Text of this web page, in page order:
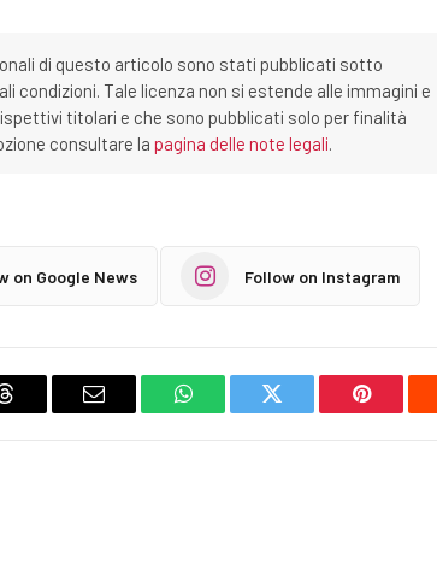
di questo articolo sono stati pubblicati sotto
condizioni. Tale licenza non si estende alle immagini e
titolari e che sono pubblicati solo per finalità
consultare la pagina delle note legali
on Google News Follow on Instagram
Threads Email WhatsAppTwitter Pinterest